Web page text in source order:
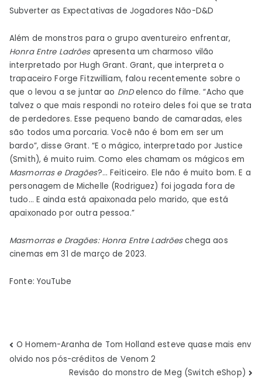
Subverter as Expectativas de Jogadores Não-D&D
Além de monstros para o grupo aventureiro enfrentar,
Honra Entre Ladrões apresenta um charmoso vilão
interpretado por Hugh Grant. Grant, que interpreta o
trapaceiro Forge Fitzwilliam, falou recentemente sobre o
que o levou a se juntar ao DnDelenco do filme. “Acho que
talvez o que mais respondi no roteiro deles foi que se trata
de perdedores. Esse pequeno bando de camaradas, eles
são todos uma porcaria. Você não é bom em ser um
bardo”, disse Grant. “E o mágico, interpretado por Justice
(Smith), é muito ruim. Como eles chamam os mágicos em
Masmorras e Dragões?… Feiticeiro. Ele não é muito bom. E a
personagem de Michelle (Rodriguez) foi jogada fora de
tudo… E ainda está apaixonada pelo marido, que está
apaixonado por outra pessoa.”
Masmorras e Dragões: Honra Entre Ladrõeschega aos
cinemas em 31 de março de 2023.
Fonte: YouTube
Navegação
O Homem-Aranha de Tom Holland esteve quase mais env
olvido nos pós-créditos de Venom 2
Revisão do monstro de Meg (Switch eShop)